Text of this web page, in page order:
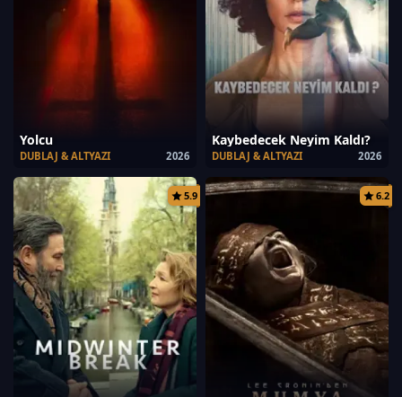
Yolcu
2026
DUBLAJ & ALTYAZI
Kaybedecek Neyim Kaldı?
2026
DUBLAJ & ALTYAZI
5.9 6.2